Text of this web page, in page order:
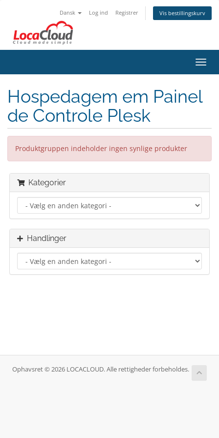
Dansk Log ind Registrer Vis bestillingskurv
Skift
Hospedagem em Painel
de Controle Plesk
Produktgruppen indeholder ingen synlige produkter
Kategorier
Handlinger
Ophavsret © 2026 LOCACLOUD. Alle rettigheder forbeholdes.